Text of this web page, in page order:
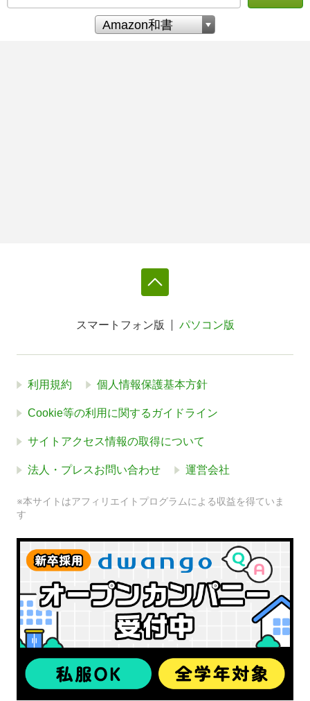
スマートフォン版 パソコン版
利用規約 個人情報保護基本方針
Cookie等の利用に関するガイドライン
サイトアクセス情報の取得について
法人・プレスお問い合わせ 運営会社
※本サイトはアフィリエイトプログラムによる収益を得ていま
す